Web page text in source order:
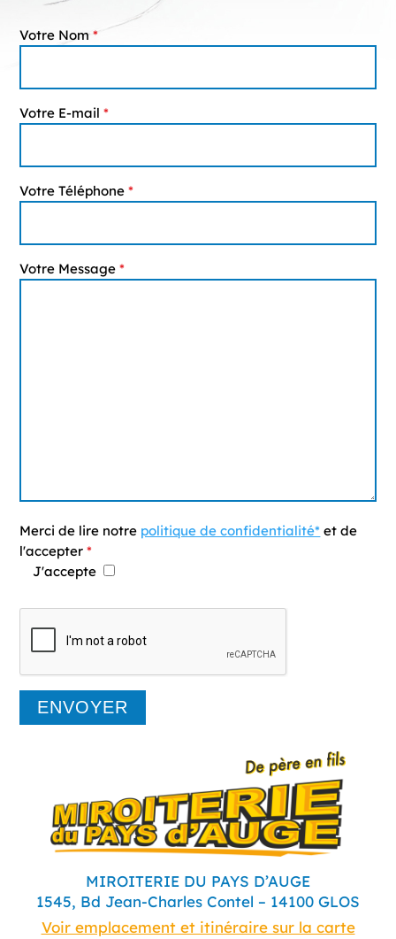
Votre Nom*
Votre E-mail*
Votre Téléphone*
Votre Message*
Merci de lire notre politique de confidentialité* et de
l'accepter*
J'accepte
MIROITERIE DU PAYS D’AUGE
1545, Bd Jean-Charles Contel – 14100 GLOS
Voir emplacement et itinéraire sur la carte